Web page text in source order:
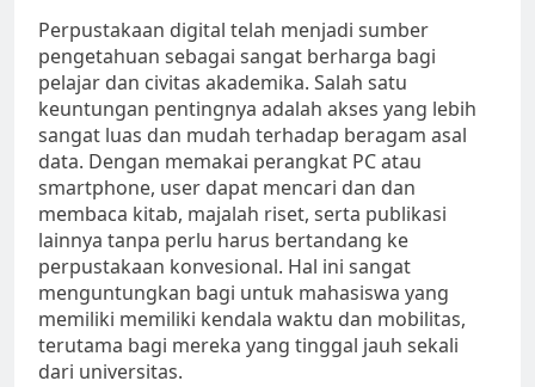
Perpustakaan digital telah menjadi sumber
pengetahuan sebagai sangat berharga bagi
pelajar dan civitas akademika. Salah satu
keuntungan pentingnya adalah akses yang lebih
sangat luas dan mudah terhadap beragam asal
data. Dengan memakai perangkat PC atau
smartphone, user dapat mencari dan dan
membaca kitab, majalah riset, serta publikasi
lainnya tanpa perlu harus bertandang ke
perpustakaan konvesional. Hal ini sangat
menguntungkan bagi untuk mahasiswa yang
memiliki memiliki kendala waktu dan mobilitas,
terutama bagi mereka yang tinggal jauh sekali
dari universitas.